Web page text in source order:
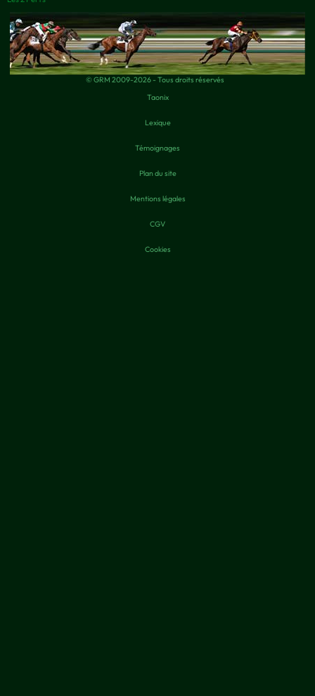
© GRM 2009-2026 - Tous droits réservés
Taonix
Lexique
Témoignages
Plan du site
Mentions légales
CGV
Cookies